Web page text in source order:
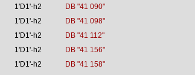
1'D1'-h2
DB "41 090"
1'D1'-h2
DB "41 098"
1'D1'-h2
DB "41 112"
1'D1'-h2
DB "41 156"
1'D1'-h2
DB "41 158"